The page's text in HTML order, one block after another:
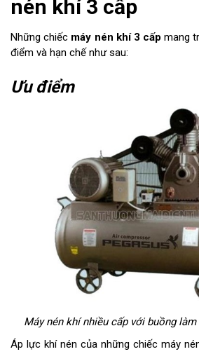
nén khí 3 cấp
Những chiếc máy nén khí 3 cấpmang
điểm và hạn chế như sau:
Ưu điểm
Máy nén khí nhiều cấp với buồng
Áp lực khí nén của những chiếc máy